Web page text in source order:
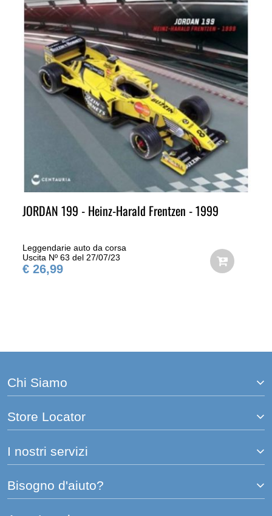
JORDAN 199 - Heinz-Harald Frentzen - 1999
Leggendarie auto da corsa
Uscita Nº 63 del 27/07/23
€ 26,99
Chi Siamo
Store Locator
I nostri servizi
Bisogno d'aiuto?